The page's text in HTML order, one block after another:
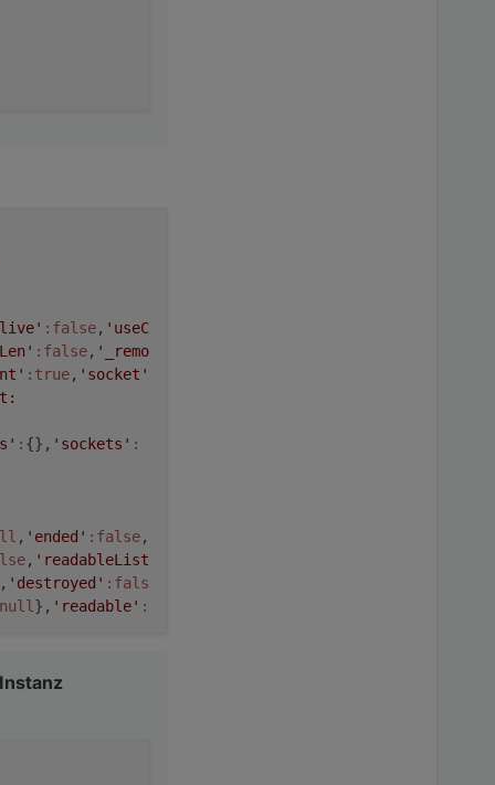
:false, 'useC
:false, '_remo
:true, 'socket'
: {}, 'sockets' :
, 'ended' :false,
, 'readableList
, 'destroyed' :fals
}, 'readable' :
:0